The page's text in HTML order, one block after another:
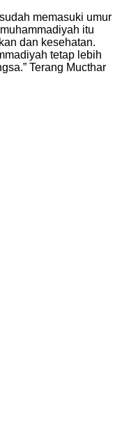
memasuki umur
itu
dan kesehatan.
tetap lebih
Terang Mucthar